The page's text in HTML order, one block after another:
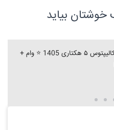
بیاید
طرح توجیهی احداث مزرعه اکالیپتوس ۵ هکتاری 1405 ⭐️ وام +